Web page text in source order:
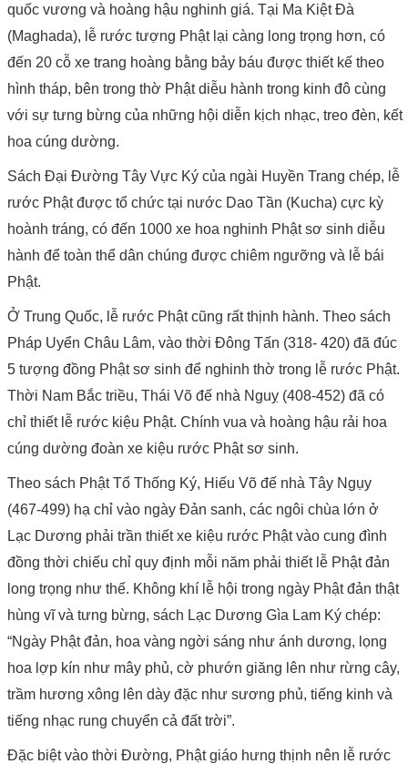
quốc vương và hoàng hậu nghinh giá. Tại Ma Kiệt Đà
(Maghada), lễ rước tượng Phật lại càng long trọng hơn, có
đến 20 cỗ xe trang hoàng bằng bảy báu được thiết kế theo
hình tháp, bên trong thờ Phật diễu hành trong kinh đô cùng
với sự tưng bừng của những hội diễn kịch nhạc, treo đèn, kết
hoa cúng dường.
Sách Đại Đường Tây Vực Ký của ngài Huyền Trang chép, lễ
rước Phật được tổ chức tại nước Dao Tần (Kucha) cực kỳ
hoành tráng, có đến 1000 xe hoa nghinh Phật sơ sinh diễu
hành để toàn thể dân chúng được chiêm ngưỡng và lễ bái
Phật.
Ở Trung Quốc, lễ rước Phật cũng rất thịnh hành. Theo sách
Pháp Uyển Châu Lâm, vào thời Đông Tấn (318- 420) đã đúc
5 tượng đồng Phật sơ sinh để nghinh thờ trong lễ rước Phật.
Thời Nam Bắc triều, Thái Võ đế nhà Nguỵ (408-452) đã có
chỉ thiết lễ rước kiệu Phật. Chính vua và hoàng hậu rải hoa
cúng dường đoàn xe kiệu rước Phật sơ sinh.
Theo sách Phật Tổ Thống Ký, Hiếu Võ đế nhà Tây Ngụy
(467-499) hạ chỉ vào ngày Đản sanh, các ngôi chùa lớn ở
Lạc Dương phải trần thiết xe kiệu rước Phật vào cung đình
đồng thời chiếu chỉ quy định mỗi năm phải thiết lễ Phật đản
long trọng như thế. Không khí lễ hội trong ngày Phật đản thật
hùng vĩ và tưng bừng, sách Lạc Dương Gìa Lam Ký chép:
“Ngày Phật đản, hoa vàng ngời sáng như ánh dương, lọng
hoa lợp kín như mây phủ, cờ phướn giăng lên như rừng cây,
trầm hương xông lên dày đặc như sương phủ, tiếng kinh và
tiếng nhạc rung chuyển cả đất trời”.
Đặc biệt vào thời Đường, Phật giáo hưng thịnh nên lễ rước